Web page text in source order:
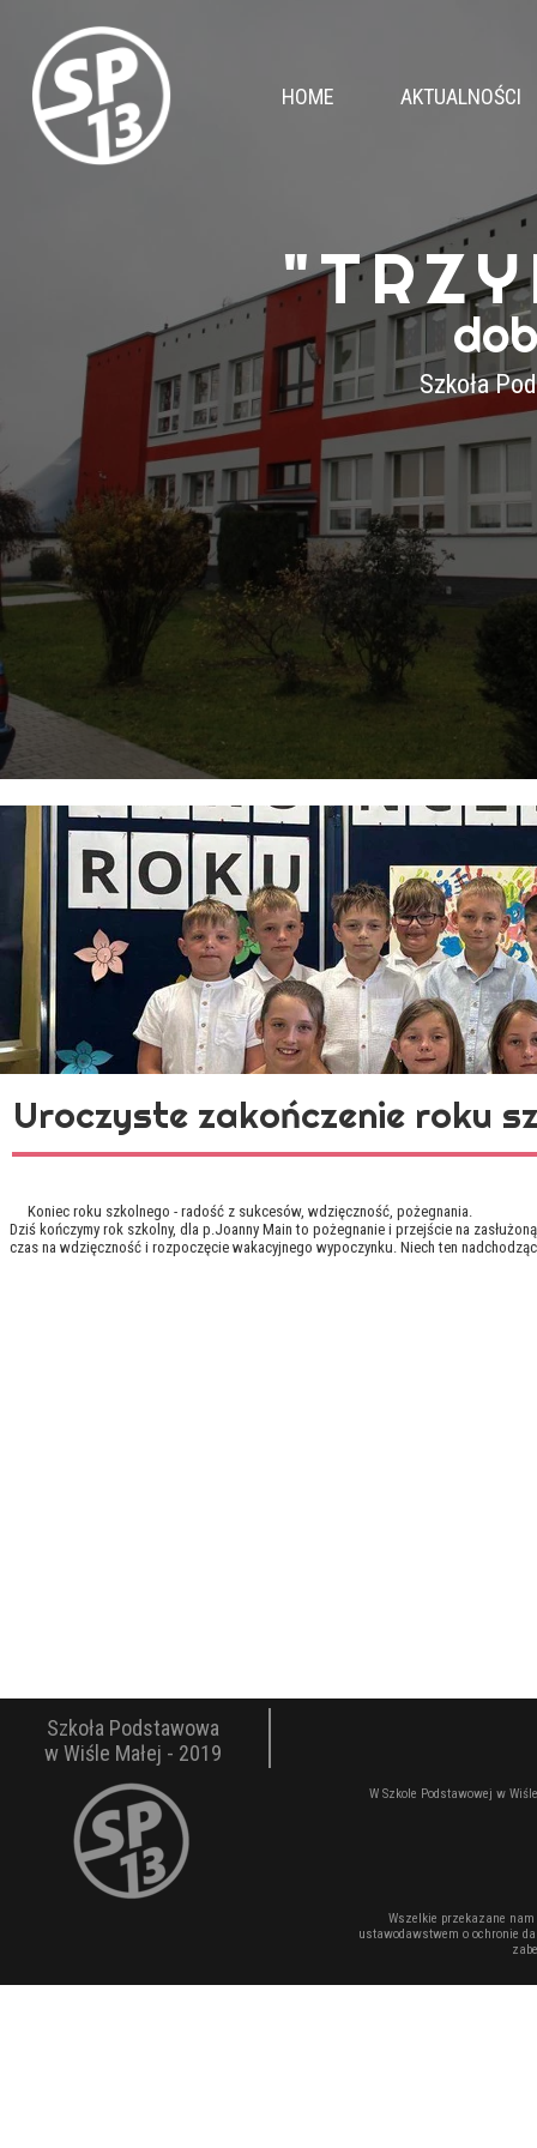
HOME AKTUALNOŚCI
Szkoła
Koniec roku szkolnego - radość z sukcesów, wdzięczność, pożegnania.
Dziś kończymy rok szkolny, dla p.Joanny Main to pożegnanie i przejście na
czas na wdzięczność i rozpoczęcie wakacyjnego wypoczynku. Niech ten
Uroczyste zakończenie roku
W Szkole Podstawowej w
Wszelkie przekazane
ustawodawstwem o ochronie
Szkoła Podstawowa
w Wiśle Małej - 2019